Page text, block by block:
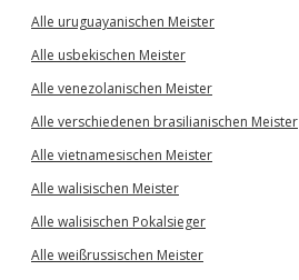
Alle uruguayanischen Meister
Alle usbekischen Meister
Alle venezolanischen Meister
Alle verschiedenen brasilianischen Meister
Alle vietnamesischen Meister
Alle walisischen Meister
Alle walisischen Pokalsieger
Alle weißrussischen Meister